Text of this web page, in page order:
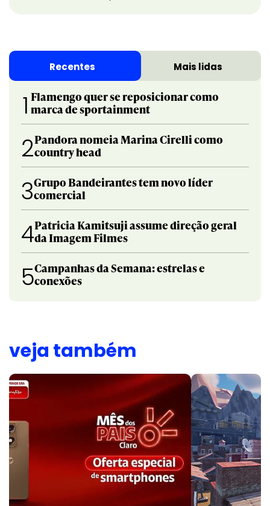
Recentes Mais lidas
1 Flamengo quer se reposicionar como
marca de sportainment
2Pandora nomeia Marina Cirelli como
country head
3Grupo Bandeirantes tem novo líder
comercial
4Patricia Kamitsuji assume direção geral
da Imagem Filmes
5Campanhas da Semana: estrelas e
conexões
veja também